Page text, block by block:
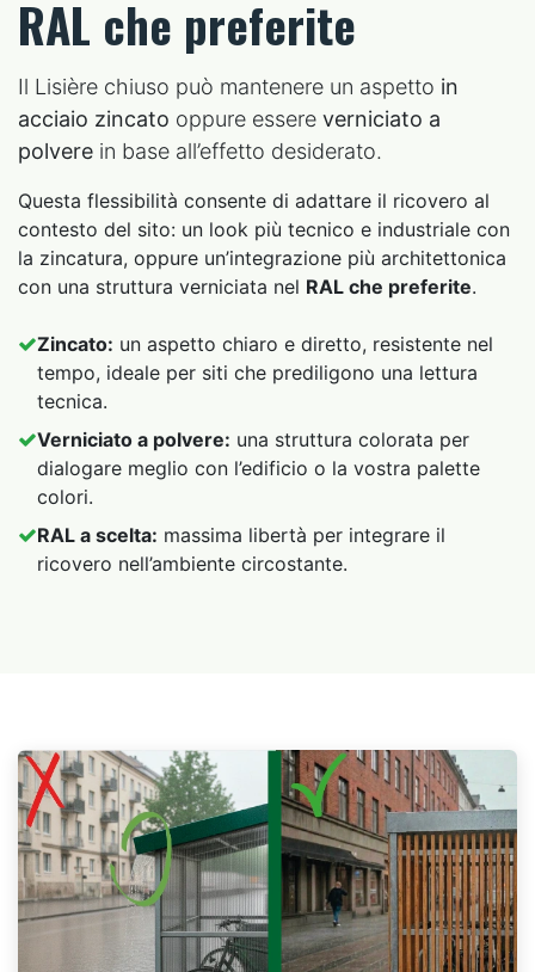
RAL che preferite
Il Lisière chiuso può mantenere un aspetto in
acciaio zincato oppure essere verniciato a
polvere in base all’effetto desiderato.
Questa flessibilità consente di adattare il ricovero al
contesto del sito: un look più tecnico e industriale con
la zincatura, oppure un’integrazione più architettonica
con una struttura verniciata nel RAL che preferite.
Zincato: un aspetto chiaro e diretto, resistente nel
tempo, ideale per siti che prediligono una lettura
tecnica.
Verniciato a polvere: una struttura colorata per
dialogare meglio con l’edificio o la vostra palette
colori.
RAL a scelta: massima libertà per integrare il
ricovero nell’ambiente circostante.